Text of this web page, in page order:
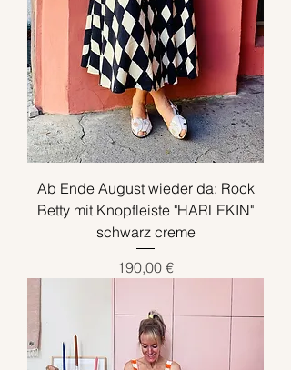
Ab Ende August wieder da: Rock
Betty mit Knopfleiste "HARLEKIN"
schwarz creme
Preis
190,00 €